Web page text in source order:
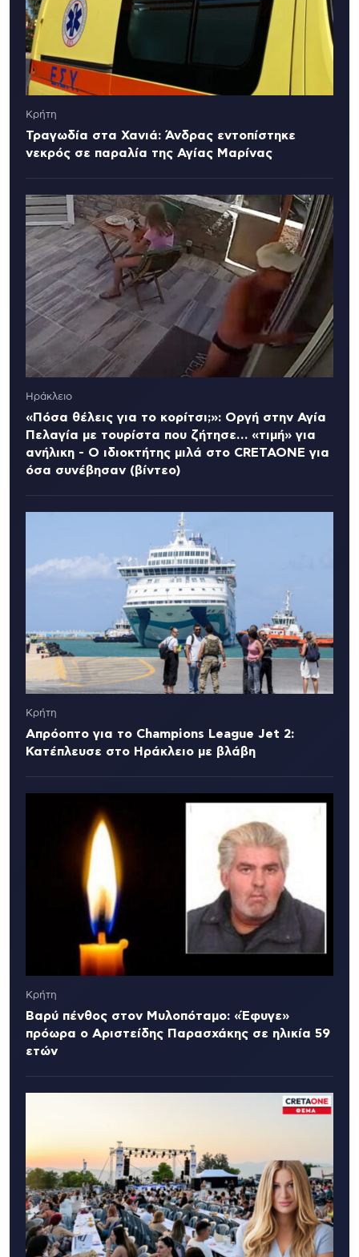
Κρήτη
Τραγωδία στα Χανιά: Άνδρας εντοπίστηκε
νεκρός σε παραλία της Αγίας Μαρίνας
Ηράκλειο
«Πόσα θέλεις για το κορίτσι;»: Οργή στην Αγία
Πελαγία με τουρίστα που ζήτησε… «τιμή» για
ανήλικη - Ο ιδιοκτήτης μιλά στο CRETAONE για
όσα συνέβησαν (βίντεο)
Κρήτη
Απρόοπτο για το Champions League Jet 2:
Κατέπλευσε στο Ηράκλειο με βλάβη
Κρήτη
Βαρύ πένθος στον Μυλοπόταμο: «Έφυγε»
πρόωρα ο Αριστείδης Παρασχάκης σε ηλικία 59
ετών